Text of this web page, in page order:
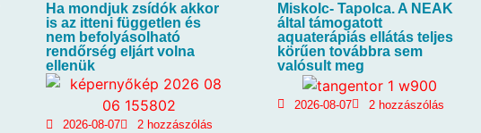
Ha mondjuk zsídók akkor
is az itteni független és
nem befolyásolható
rendőrség eljárt volna
ellenük
2026-08-07 2 hozzászólás
Miskolc- Tapolca. A NEAK
által támogatott
aquaterápiás ellátás teljes
körűen továbbra sem
valósult meg
2026-08-07 2 hozzászólás